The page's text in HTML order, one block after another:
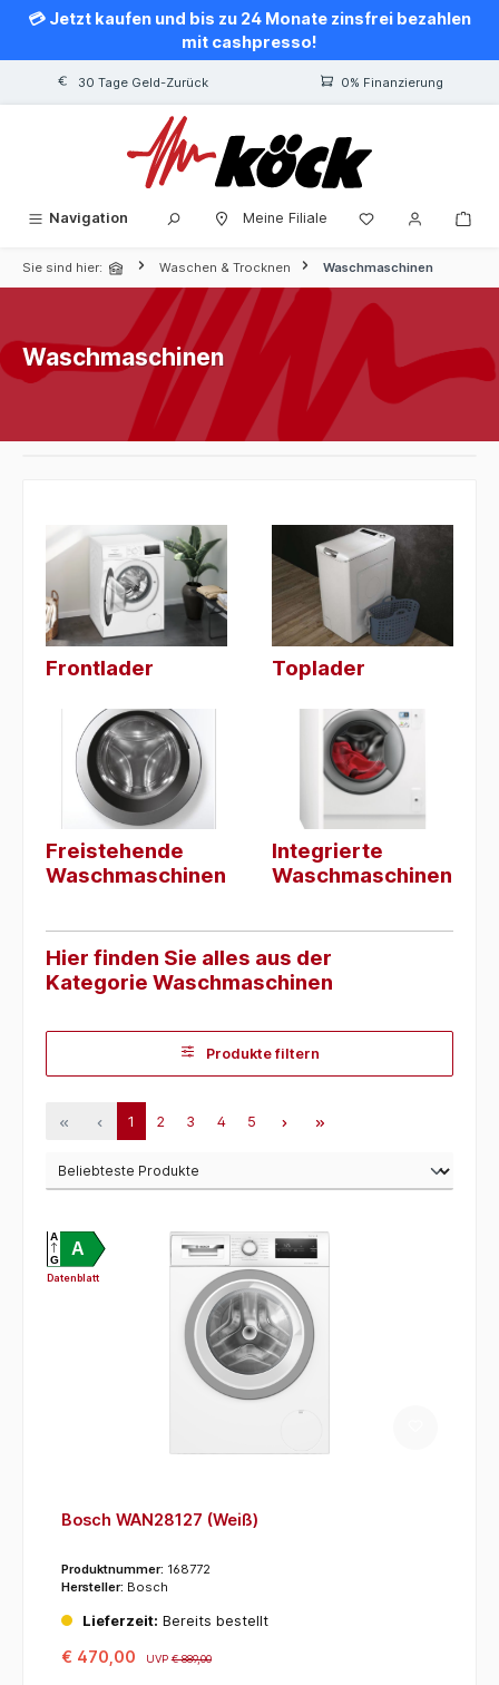
springen
💳 Jetzt kaufen und bis zu 24 Monate zinsfrei bezahlen
mit cashpresso!
30 Tage Geld-Zurück 0% Finanzierung
Navigation Meine Filiale
Sie sind hier: Waschen & Trocknen Waschmaschinen
Waschmaschinen
Frontlader Toplader
Freistehende
Waschmaschinen
Integrierte
Waschmaschinen
Hier finden Sie alles aus der
Kategorie Waschmaschinen
Produkte filtern
1 2 3 4 5
A
A
G
Datenblatt
Bosch WAN28127 (Weiß)
Produktnummer: 168772
Hersteller: Bosch
Lieferzeit: Bereits bestellt
€ 470,00 UVP€ 889,00